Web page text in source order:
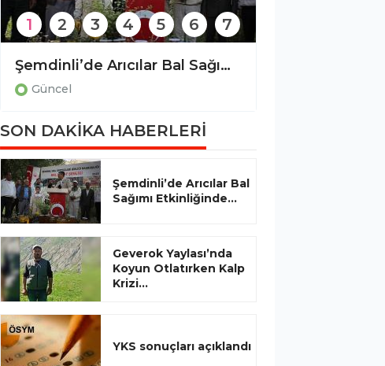
Şemdinli’de Arıcılar Bal Sağımı Etkinliğinde Bir Araya Geldi
Güncel
1 2 3 4 5 6 7
SON DAKİKA HABERLERİ
Şemdinli’de Arıcılar Bal
Sağımı Etkinliğinde...
Geverok Yaylası’nda
Koyun Otlatırken Kalp
Krizi...
YKS sonuçları açıklandı